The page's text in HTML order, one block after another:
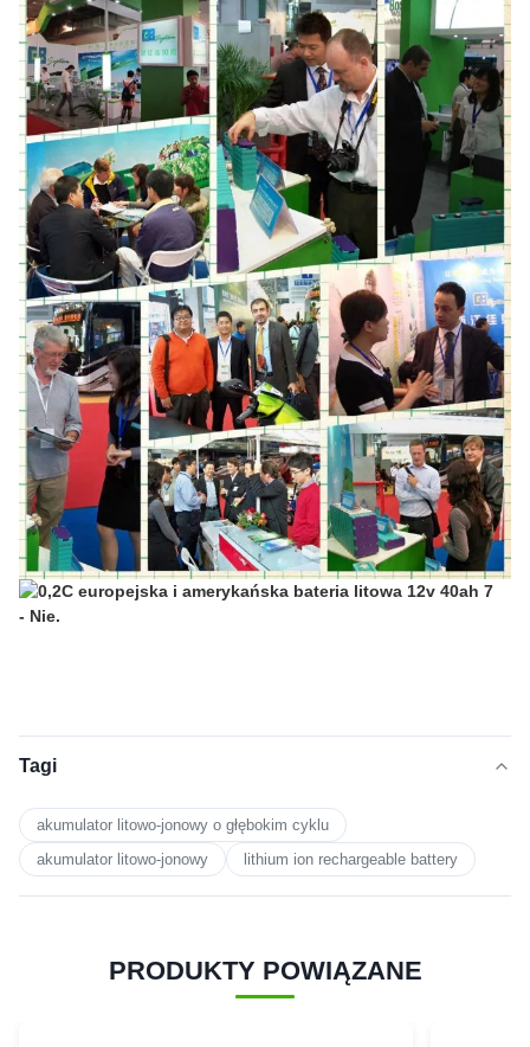
- Nie.
Tagi
akumulator litowo-jonowy o głębokim cyklu
akumulator litowo-jonowy
lithium ion rechargeable battery
PRODUKTY POWIĄZANE